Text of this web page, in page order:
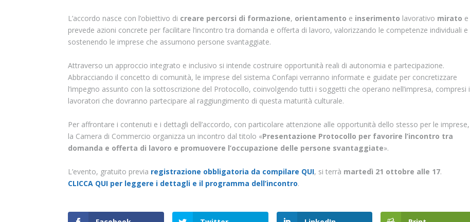
L’accordo nasce con l’obiettivo di creare percorsi di formazione, orientamento e inserimento lavorativo mirato e
prevede azioni concrete per facilitare l’incontro tra domanda e offerta di lavoro, valorizzando le competenze individuali e
sostenendo le imprese che assumono persone svantaggiate.
Attraverso un approccio integrato e inclusivo si intende costruire opportunità reali di autonomia e partecipazione.
Abbracciando il concetto di comunità, le imprese del sistema Confapi verranno informate e guidate per concretizzare
l’impegno assunto con la sottoscrizione del Protocollo, coinvolgendo tutti i soggetti che operano nell’impresa, compresi i
lavoratori che dovranno partecipare al raggiungimento di questa maturità culturale.
Per affrontare i contenuti e i dettagli dell’accordo, con particolare attenzione alle opportunità dello stesso per le imprese,
la Camera di Commercio organizza un incontro dal titolo «Presentazione Protocollo per favorire l’incontro tra
domanda e offerta di lavoro e promuovere l’occupazione delle persone svantaggiate».
L’evento, gratuito previa registrazione obbligatoria da compilare QUI, si terrà martedì 21 ottobre alle 17.
CLICCA QUI per leggere i dettagli e il programma dell’incontro.